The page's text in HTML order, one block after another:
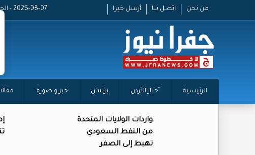
من نحن اتصل بنا أرسل خبرا 2026-08-07 - الجمعة
الرئيسية أخبار الأردن برلمان خبر و صورة
واردات الولايات المتحدة
من النفط السعودي
تهبط إلى الصفر